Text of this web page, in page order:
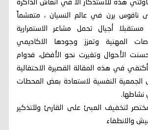
هذه للاستذكار الا في انعاش الذاكرة
يرن في عالم النسيان ، متعشماً
أجيال تحمل مشاعر الاستمرارية
المهنية وتعزز وجودها الاكاديمي
الأحوال وتغيرت نحو الأفضل، فدوام
في هذه المقالة القصيرة الاحتفالية
لتأسيس الجمعية النفسية لاستعادة بعض المحطات
نشاطها.
لتخفيف العبئ على القارئ وللتذكير
والانطفاء